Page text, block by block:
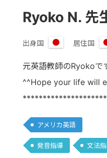
Ryoko N. 先
出身国
日
本
居住国
元英語教師のRyokoで
^^Hope your life will
アメリカ英語
発音指導 文法